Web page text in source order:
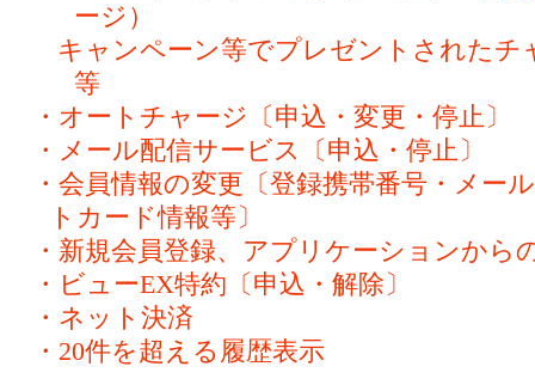
ージ）
キャンペーン等でプレゼントされた
等
・オートチャージ〔申込・変更・停止〕
・メール配信サービス〔申込・停止〕
・会員情報の変更〔登録携帯番号・メー
トカード情報等〕
・新規会員登録、アプリケーションから
・ビューEX特約〔申込・解除〕
・ネット決済
・20件を超える履歴表示